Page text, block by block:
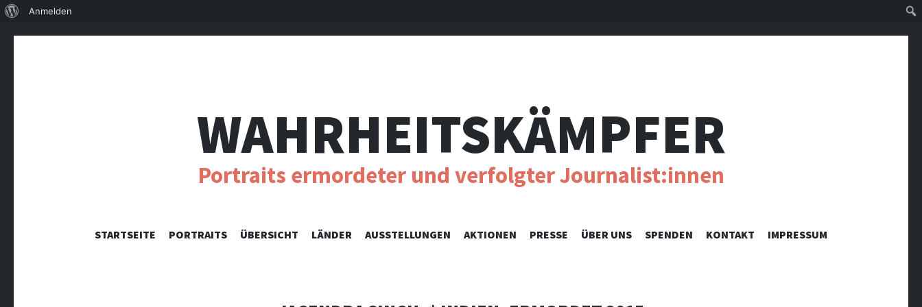
WAHRHEITSKÄMPFER
Portraits ermordeter und verfolgter Journalist:innen
SKIP
STARTSEITE PORTRAITS ÜBERSICHT LÄNDER AUSSTELLUNGEN AKTIONEN PRESSE ÜBER UNS SPENDEN KONTAKT IMPRESSUM
Über
Anmelden